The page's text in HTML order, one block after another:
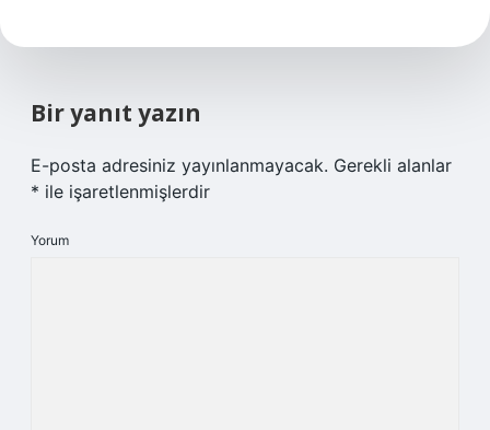
Bir yanıt yazın
E-posta adresiniz yayınlanmayacak. Gerekli alanlar
* ile işaretlenmişlerdir
Yorum